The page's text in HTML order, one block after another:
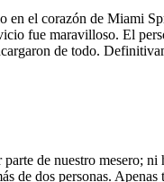
el corazón de Miami
fue maravilloso. El
de todo.
de nuestro mesero;
dos personas.